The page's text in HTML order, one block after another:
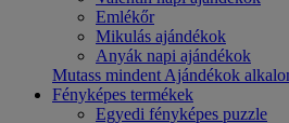
Emlékőr
Mikulás ajándékok
Anyák napi ajándékok
Mutass mindent Ajándékok
Fényképes termékek
Egyedi fényképes puzzle